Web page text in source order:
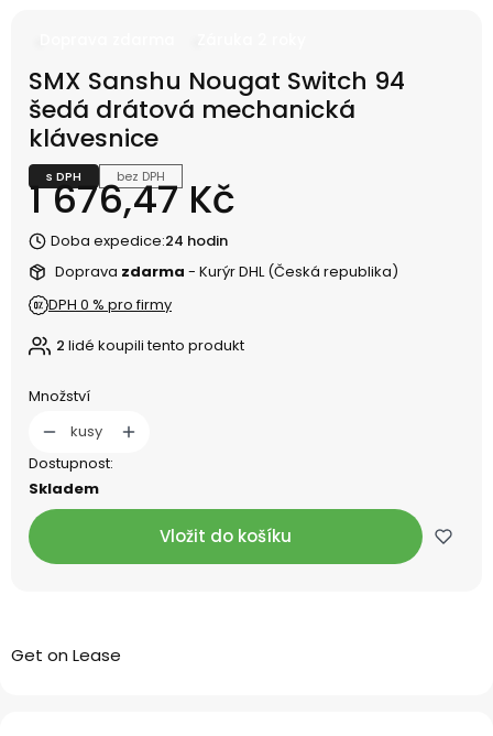
SMX Sanshu Nougat Switch 94
šedá drátová mechanická
klávesnice
s DPH bez DPH
Cena
1 676,47 Kč
Doba expedice:24 hodin
Doprava zdarma - Kurýr DHL (Česká republika)
DPH 0 % pro firmy
2 lidé koupili tento produkt
Množství
kusy
Dostupnost:
Skladem
Vložit do košíku
Get on Lease